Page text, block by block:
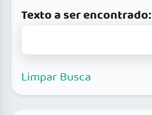
Texto a ser encontrado:
Limpar Busca